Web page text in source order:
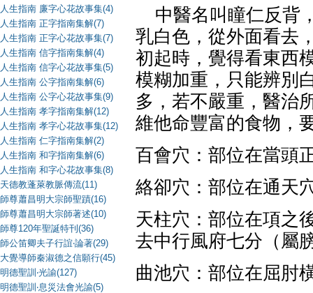
人生指南 廉字心花故事集(4)
人生指南 正字指南集解(7)
人生指南 正字心花故事集(7)
人生指南 信字指南集解(4)
人生指南 信字心花故事集(5)
人生指南 公字指南集解(6)
人生指南 公字心花故事集(9)
人生指南 孝字指南集解(12)
人生指南 孝字心花故事集(12)
人生指南 仁字指南集解(2)
人生指南 和字指南集解(6)
人生指南 和字心花故事集(8)
天德教蓬萊教脈傳流(11)
師尊蕭昌明大宗師聖蹟(16)
師尊蕭昌明大宗師著述(10)
師尊120年聖誕特刊(36)
師公笛卿夫子行誼‧論著(29)
大覺導師秦淑德之信願行(45)
明德聖訓‧光諭(127)
明德聖訓‧息災法會光諭(5)
中醫名叫瞳仁反背
乳白色，從外面看去
初起時，覺得看東西
模糊加重，只能辨別
多，若不嚴重，醫治
維他命豐富的食物，
百會穴：部位在當頭
絡卻穴：部位在通天
天柱穴：部位在項之
去中行風府七分（屬
曲池穴：部位在屈肘